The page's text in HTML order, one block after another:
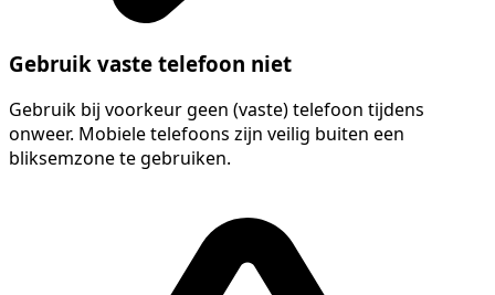
Gebruik vaste telefoon niet
Gebruik bij voorkeur geen (vaste) telefoon tijdens
onweer. Mobiele telefoons zijn veilig buiten een
bliksemzone te gebruiken.